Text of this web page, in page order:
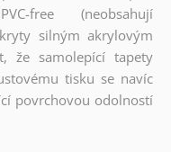
free (neobsahují
silným akrylovým
že samolepící tapety
tisku se navíc
povrchovou odolností